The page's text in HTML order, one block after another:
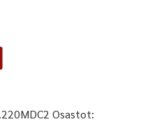
Osastot: